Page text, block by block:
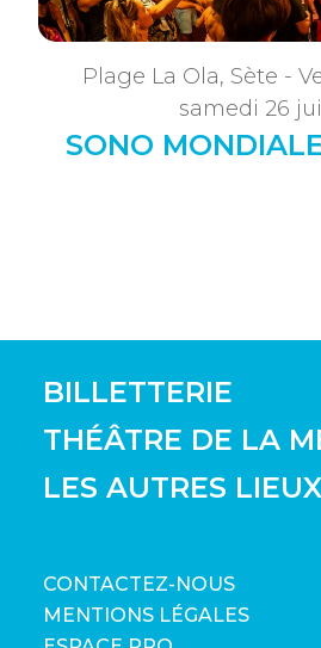
Plage La Ola, Sète -
samedi 26
SONO
BILLETTERIE
THÉÂTRE DE LA
LES AUTRES LIEUX
CONTACTEZ-NOUS
MENTIONS LÉGALES